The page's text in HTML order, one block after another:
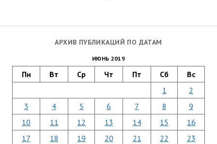
АРХИВ ПУБЛИКАЦИЙ ПО ДАТАМ
ИЮНЬ 2019
Пн Вт Ср Чт Пт Сб Вс
1
2
3
4 5 6 7 8
9
10
11 12 13 14 15
16
17
18 19 20 21 22
23